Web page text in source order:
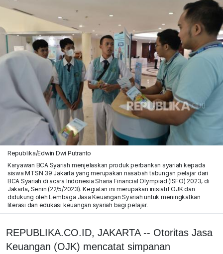
Republika/Edwin Dwi Putranto
Karyawan BCA Syariah menjelaskan produk perbankan syariah kepada
siswa MTSN 39 Jakarta yang merupakan nasabah tabungan pelajar dari
BCA Syariah di acara Indonesia Sharia Financial Olympiad (ISFO) 2023, di
Jakarta, Senin (22/5/2023). Kegiatan ini merupakan inisiatif OJK dan
didukung oleh Lembaga Jasa Keuangan Syariah untuk meningkatkan
literasi dan edukasi keuangan syariah bagi pelajar.
REPUBLIKA.CO.ID, JAKARTA -- Otoritas Jasa
Keuangan (OJK) mencatat simpanan